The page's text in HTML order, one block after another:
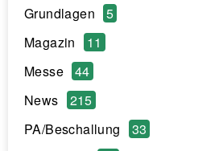
Grundlagen
5
Magazin
11
Messe
44
News
215
PA/Beschallung
33